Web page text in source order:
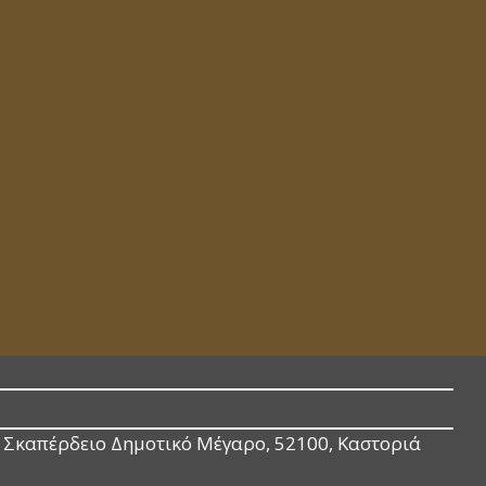
Σκαπέρδειο Δημοτικό Μέγαρο, 52100, Καστοριά